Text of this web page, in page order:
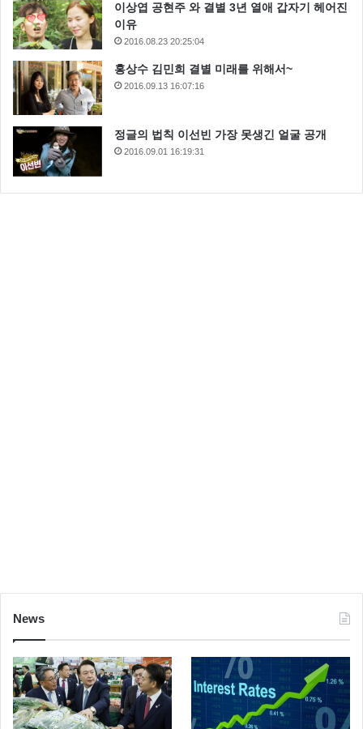
이상엽 공현주 와 결별 3년 열애 갑자기 헤어진
이유
2016.08.23 20:25:04
홍상수 김민희 결별 미래를 위해서~
2016.09.13 16:07:16
정글의 법칙 이선빈 가장 못생긴 얼굴 공개
2016.09.01 16:19:31
News